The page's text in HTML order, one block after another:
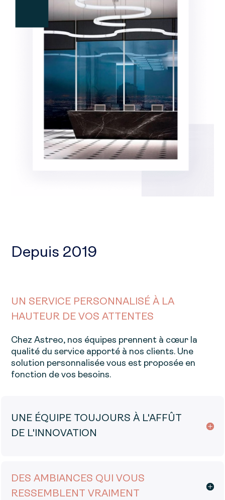
Depuis 2019
UN SERVICE PERSONNALISÉ À LA
HAUTEUR DE VOS ATTENTES
Chez Astreo, nos équipes prennent à cœur la
qualité du service apporté à nos clients. Une
solution personnalisée vous est proposée en
fonction de vos besoins.
UNE ÉQUIPE TOUJOURS À L'AFFÛT
DE L'INNOVATION
DES AMBIANCES QUI VOUS
RESSEMBLENT VRAIMENT